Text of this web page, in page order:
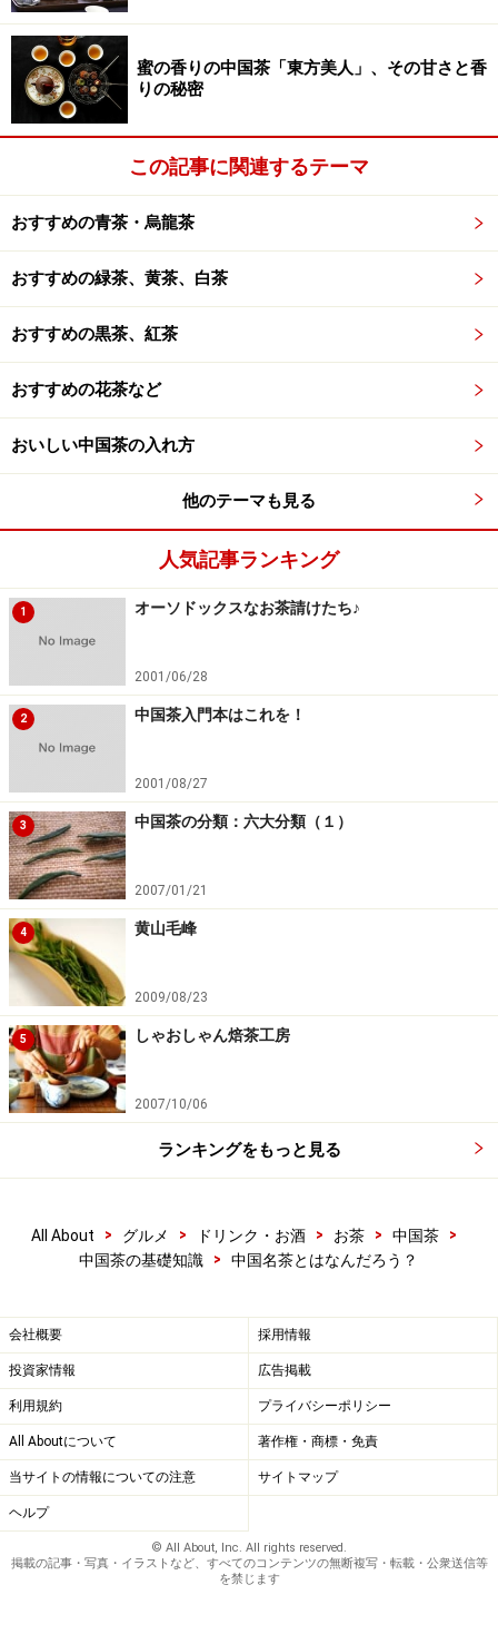
さらに、杭州の茶葉博物館では、君山銀針、信陽毛尖、
都均毛尖、六安瓜片の替わりに、屯渓（とんけい）、平
水珠茶（へいすいたまちゃ）、[シ眞]紅（てんこう）、そ
してなんと凍頂烏龍（とうちょううーろん）が選ばれて
※記事内容は執筆時点のものです。最新の内容をご確認くださ
い。
蜜の香りの中国茶「東方美人」、その甘さと香
りの秘密
この記事に関連するテーマ
おすすめの青茶・烏龍茶
おすすめの緑茶、黄茶、白茶
おすすめの黒茶、紅茶
おすすめの花茶など
おいしい中国茶の入れ方
他のテーマも見る
人気記事ランキング
1 オーソドックスなお茶請けたち♪
2001/06/28
2 中国茶入門本はこれを！
2001/08/27
3 中国茶の分類：六大分類（１）
2007/01/21
4 黄山毛峰
2009/08/23
5 しゃおしゃん焙茶工房
2007/10/06
ランキングをもっと見る
All About > グルメ > ドリンク・お酒 > お茶 > 中国茶
>
中国茶の基礎知識
> 中国名茶とはなんだろう？
会社概要 採用情報
投資家情報 広告掲載
利用規約 プライバシーポリシー
All Aboutについて 著作権・商標・免責
当サイトの情報についての注意 サイトマップ
ヘルプ
© All About, Inc. All rights reserved.
掲載の記事・写真・イラストなど、すべてのコンテンツの無断複写・転載・公衆送信等
を禁じます